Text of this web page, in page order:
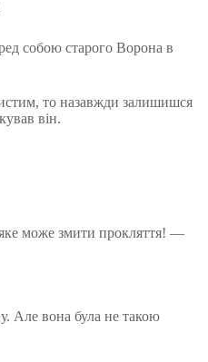
собою старого Ворона в
то назавжди залишишся
він.
може змити прокляття! —
Але вона була не такою